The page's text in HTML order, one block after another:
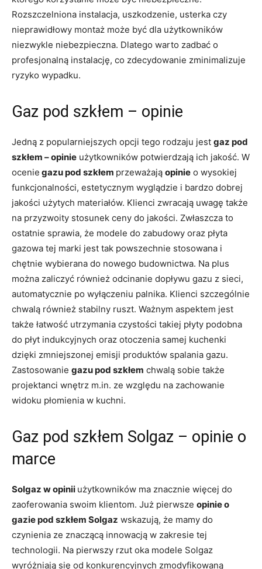
Rozszczelniona instalacja, uszkodzenie, usterka czy
nieprawidłowy montaż może być dla użytkowników
niezwykle niebezpieczna. Dlatego warto zadbać o
profesjonalną instalację, co zdecydowanie zminimalizuje
ryzyko wypadku.
Gaz pod szkłem – opinie
Jedną z popularniejszych opcji tego rodzaju jest gaz pod
szkłem – opinie użytkowników potwierdzają ich jakość. W
ocenie gazu pod szkłem przeważają opinie o wysokiej
funkcjonalności, estetycznym wyglądzie i bardzo dobrej
jakości użytych materiałów. Klienci zwracają uwagę także
na przyzwoity stosunek ceny do jakości. Zwłaszcza to
ostatnie sprawia, że modele do zabudowy oraz płyta
gazowa tej marki jest tak powszechnie stosowana i
chętnie wybierana do nowego budownictwa. Na plus
można zaliczyć również odcinanie dopływu gazu z sieci,
automatycznie po wyłączeniu palnika. Klienci szczególnie
chwalą również stabilny ruszt. Ważnym aspektem jest
także łatwość utrzymania czystości takiej płyty podobna
do płyt indukcyjnych oraz otoczenia samej kuchenki
dzięki zmniejszonej emisji produktów spalania gazu.
Zastosowanie gazu pod szkłem chwalą sobie także
projektanci wnętrz m.in. ze względu na zachowanie
widoku płomienia w kuchni.
Gaz pod szkłem Solgaz – opinie o
marce
Solgaz w opinii użytkowników ma znacznie więcej do
zaoferowania swoim klientom. Już pierwsze opinie o
gazie pod szkłem Solgaz wskazują, że mamy do
czynienia ze znaczącą innowacją w zakresie tej
technologii. Na pierwszy rzut oka modele Solgaz
wyróżniają się od konkurencyjnych zmodyfikowaną